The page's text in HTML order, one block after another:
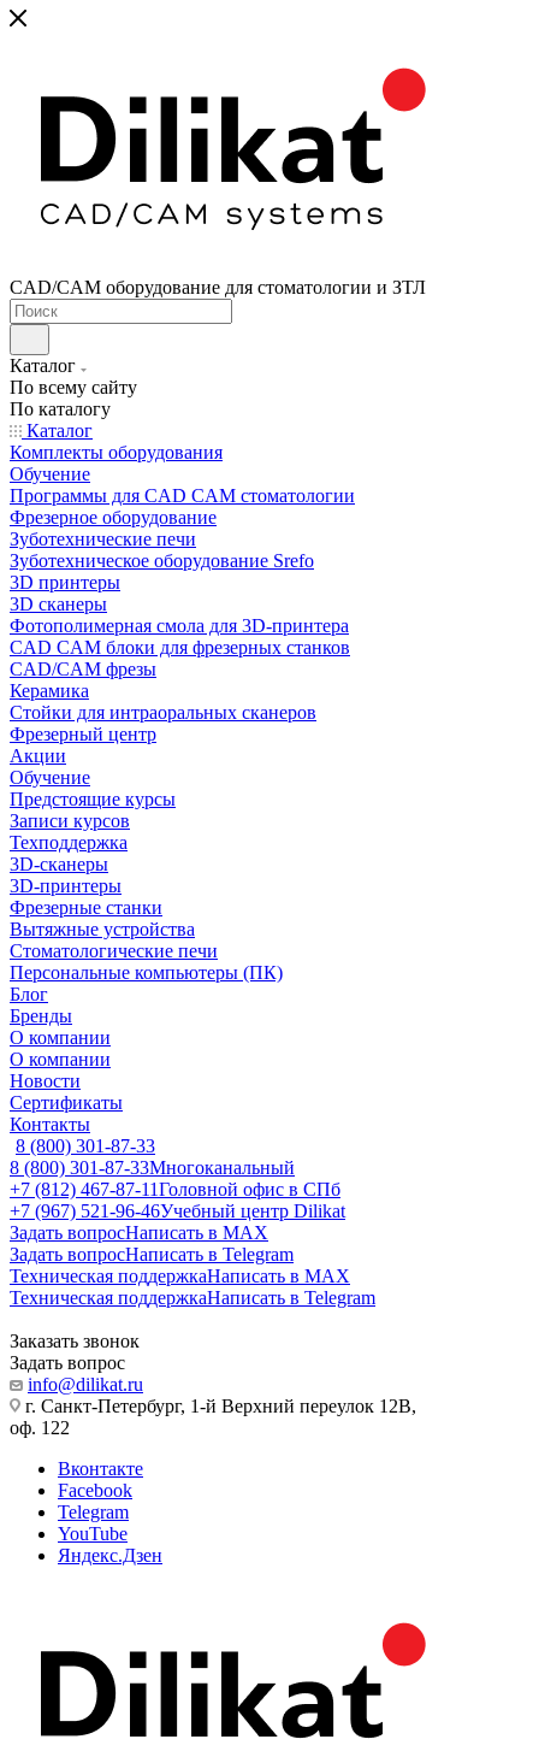
CAD/CAM оборудование для стоматологии и ЗТЛ
Каталог
По всему сайту
По каталогу
Каталог
Комплекты оборудования
Обучение
Программы для CAD CAM стоматологии
Фрезерное оборудование
Зуботехнические печи
Зуботехническое оборудование Srefo
3D принтеры
3D сканеры
Фотополимерная смола для 3D-принтера
CAD CAM блоки для фрезерных станков
CAD/CAM фрезы
Керамика
Стойки для интраоральных сканеров
Фрезерный центр
Акции
Обучение
Предстоящие курсы
Записи курсов
Техподдержка
3D-сканеры
3D-принтеры
Фрезерные станки
Вытяжные устройства
Стоматологические печи
Персональные компьютеры (ПК)
Блог
Бренды
О компании
О компании
Новости
Сертификаты
Контакты
8 (800) 301-87-33
8 (800) 301-87-33Многоканальный
+7 (812) 467-87-11Головной офис в СПб
+7 (967) 521-96-46Учебный центр Dilikat
Задать вопросНаписать в MAX
Задать вопросНаписать в Telegram
Техническая поддержкаНаписать в MAX
Техническая поддержкаНаписать в Telegram
Заказать звонок
Задать вопрос
info@dilikat.ru
г. Санкт-Петербург, 1-й Верхний переулок 12В,
оф. 122
Вконтакте
Facebook
Telegram
YouTube
Яндекс.Дзен